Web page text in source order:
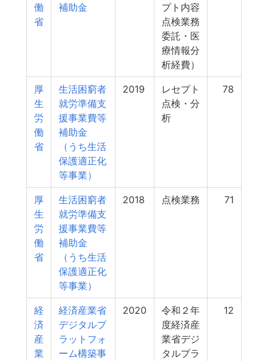
働
省
補助金
プト内容
点検業務
委託・医
療情報分
析経費）
厚
生
労
働
省
生活困窮者
就労準備支
援事業費等
補助金
（うち生活
保護適正化
等事業）
2019
レセプト
点検・分
析
78
厚
生
労
働
省
生活困窮者
就労準備支
援事業費等
補助金
（うち生活
保護適正化
等事業）
2018 点検業務 71
経
済
産
業
経済産業省
デジタルプ
ラットフォ
ーム構築事
2020
令和２年
度経済産
業省デジ
タルプラ
12